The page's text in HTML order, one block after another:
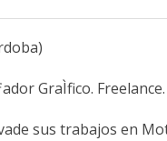
GraÌfico. Freelance.
sus trabajos en